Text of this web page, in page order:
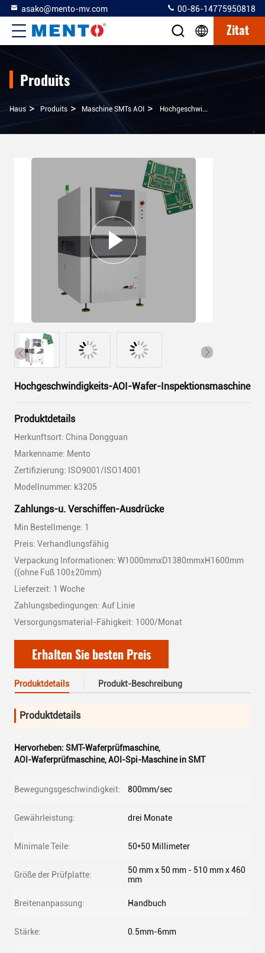
asako@mento-mv.com 00-86-14775950818
Zitat
Produits
Haus > Produits > Maschine SMTs AOI > Hochgeschwindigkeits-AOI-Wafer-Inspektionsmaschine
Hochgeschwindigkeits-AOI-Wafer-Inspektionsmaschine
Produktdetails
Herkunftsort: China Dongguan
Markenname: Mento
Zertifizierung: ISO9001/ISO14001
Modellnummer: k3205
Zahlungs-u. Verschiffen-Ausdrücke
Min Bestellmenge: 1
Preis: Verhandlungsfähig
Verpackung Informationen: W1000mmxD1380mmxH1600mm
((ohne Fuß 100±20mm)
Lieferzeit: 1 Woche
Zahlungsbedingungen: Auf Linie
Versorgungsmaterial-Fähigkeit: 1000/Monat
Erhalten Sie besten Preis
Produktdetails Produkt-Beschreibung
Produktdetails
Hervorheben: SMT-Waferprüfmaschine,
AOI-Waferprüfmaschine,AOI-Spi-Maschine in SMT
Bewegungsgeschwindigkeit: 800mm/sec
Gewährleistung: drei Monate
Minimale Teile: 50*50 Millimeter
Größe der Prüfplatte:
50 mm x 50 mm - 510 mm x 460
mm
Breitenanpassung: Handbuch
Stärke: 0.5mm-6mm